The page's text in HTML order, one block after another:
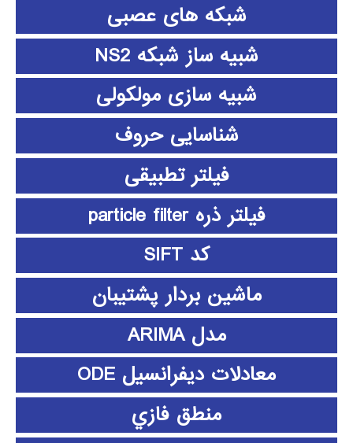
شبکه های عصبی
شبیه ساز شبکه NS2
شبیه سازی مولکولی
شناسایی حروف
فیلتر تطبیقی
فیلتر ذره particle filter
کد SIFT
ماشین بردار پشتیبان
مدل ARIMA
معادلات دیفرانسیل ODE
منطق فازي